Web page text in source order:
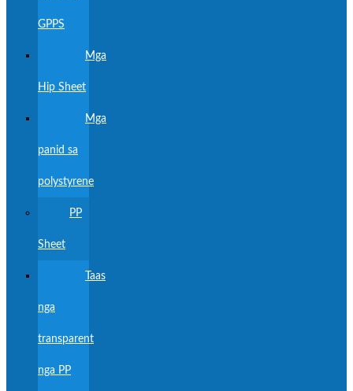
GPPS
Mga
Hip Sheet
Mga
panid sa
polystyrene
PP
Sheet
Taas
nga
transparent
nga PP